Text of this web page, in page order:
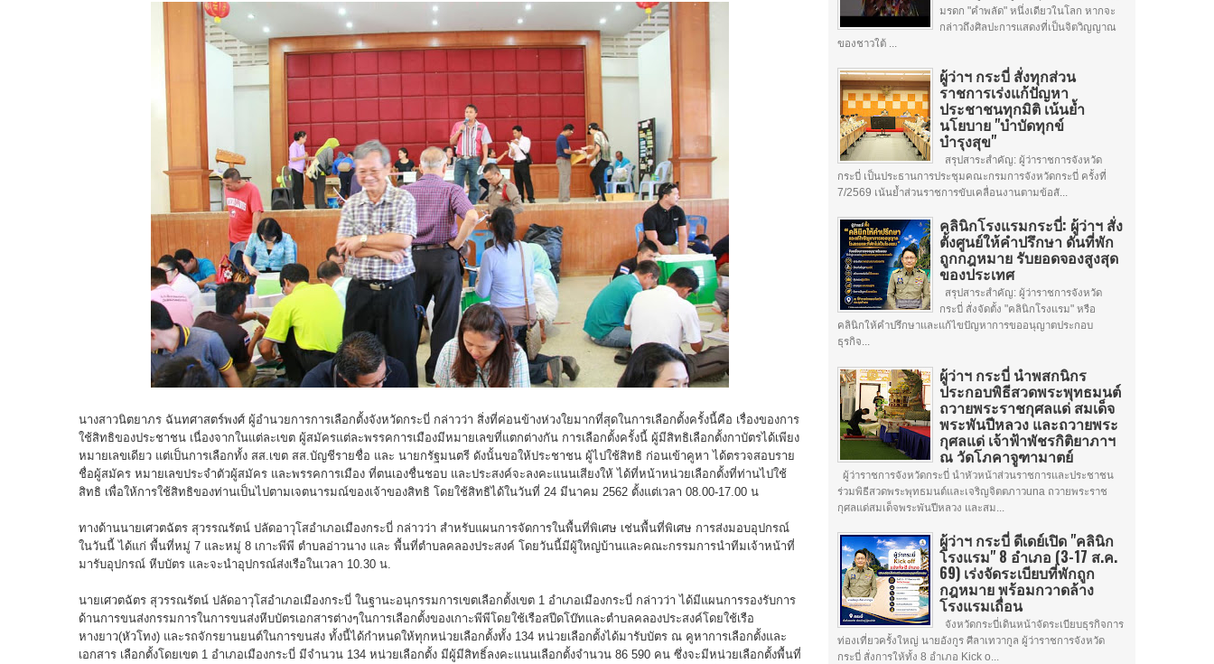
นางสาวนิตยาภร ฉันทศาสตร์พงศ์ ผู้อำนวยการการเลือกตั้งจังหวัดกระบี่ กล่าวว่า สิ่งที่ค่อนข้างห่วงใยมากที่สุดในการเลือกตั้งครั้งนี้คือ เรื่องของการ
ใช้สิทธิของประชาชน เนื่องจากในแต่ละเขต ผู้สมัครแต่ละพรรคการเมืองมีหมายเลขที่แตกต่างกัน การเลือกตั้งครั้งนี้ ผู้มีสิทธิเลือกตั้งกาบัตรได้เพียง
หมายเลขเดียว แต่เป็นการเลือกทั้ง สส.เขต สส.บัญชีรายชื่อ และ นายกรัฐมนตรี ดังนั้นขอให้ประชาชน ผู้ไปใช้สิทธิ ก่อนเข้าคูหา ได้ตรวจสอบราย
ชื่อผู้สมัคร หมายเลขประจำตัวผู้สมัคร และพรรคการเมือง ที่ตนเองชื่นชอบ และประสงค์จะลงคะแนนเสียงให้ ได้ที่หน้าหน่วยเลือกตั้งที่ท่านไปใช้
สิทธิ เพื่อให้การใช้สิทธิของท่านเป็นไปตามเจตนารมณ์ของเจ้าของสิทธิ โดยใช้สิทธิได้ในวันที่ 24 มีนาคม 2562 ตั้งแต่เวลา 08.00-17.00 น
ทางด้านนายเศวตฉัตร สุวรรณรัตน์ ปลัดอาวุโสอำเภอเมืองกระบี่ กล่าวว่า สำหรับแผนการจัดการในพื้นที่พิเศษ เช่นพื้นที่พิเศษ การส่งมอบอุปกรณ์
ในวันนี้ ได้แก่ พื้นที่หมู่ 7 และหมู่ 8 เกาะพีพี ตำบลอ่าวนาง และ พื้นที่ตำบลคลองประสงค์ โดยวันนี้มีผู้ใหญ่บ้านและคณะกรรมการนำทีมเจ้าหน้าที่
มารับอุปกรณ์ หีบบัตร และจะนำอุปกรณ์ส่งเรือในเวลา 10.30 น.
นายเศวตฉัตร สุวรรณรัตน์ ปลัดอาวุโสอำเภอเมืองกระบี่ ในฐานะอนุกรรมการเขตเลือกตั้งเขต 1 อำเภอเมืองกระบี่ กล่าวว่า ได้มีแผนการรองรับการ
ด้านการขนส่งกรรมการในการขนส่งหีบบัตรเอกสารต่างๆในการเลือกตั้งของเกาะพีพีโดยใช้เรือสปีดโบ๊ทและตำบลคลองประสงค์โดยใช้เรือ
หางยาว(หัวโทง) และรถจักรยานยนต์ในการขนส่ง ทั้งนี้ได้กำหนดให้ทุกหน่วยเลือกตั้งทั้ง 134 หน่วยเลือกตั้งได้มารับบัตร ณ คูหาการเลือกตั้งและ
เอกสาร เลือกตั้งโดยเขต 1 อำเภอเมืองกระบี่ มีจำนวน 134 หน่วยเลือกตั้ง มีผู้มีสิทธิ์ลงคะแนนเลือกตั้งจำนวน 86 590 คน ซึ่งจะมีหน่วยเลือกตั้งพื้นที่
มรดก "คำพลัด" หนึ่งเดียวในโลก หากจะ
กล่าวถึงศิลปะการแสดงที่เป็นจิตวิญญาณ
ของชาวใต้ ...
ผู้ว่าฯ กระบี่ สั่งทุกส่วน
ราชการเร่งแก้ปัญหา
ประชาชนทุกมิติ เน้นย้ำ
นโยบาย "บำบัดทุกข์
บำรุงสุข"
สรุปสาระสำคัญ: ผู้ว่าราชการจังหวัด
กระบี่ เป็นประธานการประชุมคณะกรมการจังหวัดกระบี่ ครั้งที่
7/2569 เน้นย้ำส่วนราชการขับเคลื่อนงานตามข้อสั...
คลินิกโรงแรมกระบี่: ผู้ว่าฯ สั่ง
ตั้งศูนย์ให้คำปรึกษา ดันที่พัก
ถูกกฎหมาย รับยอดจองสูงสุด
ของประเทศ
สรุปสาระสำคัญ: ผู้ว่าราชการจังหวัด
กระบี่ สั่งจัดตั้ง "คลินิกโรงแรม" หรือ
คลินิกให้คำปรึกษาและแก้ไขปัญหาการขออนุญาตประกอบ
ธุรกิจ...
ผู้ว่าฯ กระบี่ นำพสกนิกร
ประกอบพิธีสวดพระพุทธมนต์
ถวายพระราชกุศลแด่ สมเด็จ
พระพันปีหลวง และถวายพระ
กุศลแด่ เจ้าฟ้าพัชรกิติยาภาฯ
ณ วัดโภคาจูฑามาตย์
ผู้ว่าราชการจังหวัดกระบี่ นำหัวหน้าส่วนราชการและประชาชน
ร่วมพิธีสวดพระพุทธมนต์และเจริญจิตตภาวuna ถวายพระราช
กุศลแด่สมเด็จพระพันปีหลวง และสม...
ผู้ว่าฯ กระบี่ ดีเดย์เปิด "คลินิก
โรงแรม" 8 อำเภอ (3-17 ส.ค.
69) เร่งจัดระเบียบที่พักถูก
กฎหมาย พร้อมกวาดล้าง
โรงแรมเถื่อน
จังหวัดกระบี่เดินหน้าจัดระเบียบธุรกิจการ
ท่องเที่ยวครั้งใหญ่ นายอังกูร ศีลาเทวากูล ผู้ว่าราชการจังหวัด
กระบี่ สั่งการให้ทั้ง 8 อำเภอ Kick o...